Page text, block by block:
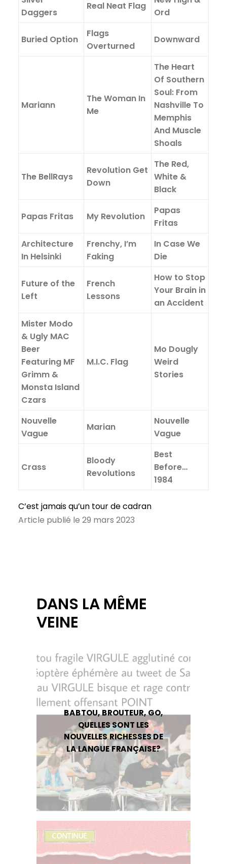
Daggers
Real Neat Flag
Ord
Buried Option
Flags
Overturned
Downward
Mariann
The Woman In
Me
The Heart
Of Southern
Soul: From
Nashville To
Memphis
And Muscle
Shoals
The BellRays
Revolution Get
Down
The Red,
White &
Black
Papas Fritas My Revolution
Papas
Fritas
Architecture
In Helsinki
Frenchy, I’m
Faking
In Case We
Die
Future of the
Left
French
Lessons
How to Stop
Your Brain in
an Accident
Mister Modo
& Ugly MAC
Beer
Featuring MF
Grimm &
Monsta Island
Czars
M.I.C. Flag
Mo Dougly
Weird
Stories
Nouvelle
Vague
Marian
Nouvelle
Vague
Crass
Bloody
Revolutions
Best
Before…
1984
C’est jamais qu’un tour de cadran
Article publié le 29 mars 2023
DANS LA MÊME
VEINE
BABTOU, BROUTEUR, GO,
QUELLES SONT LES
NOUVELLES RICHESSES DE
LA LANGUE FRANÇAISE?